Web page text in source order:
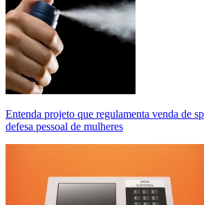
Entenda projeto que regulamenta venda de
defesa pessoal de mulheres